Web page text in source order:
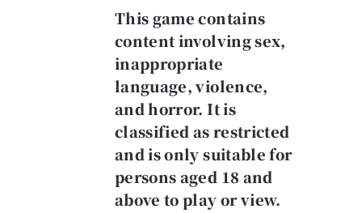
This game contains
content involving sex,
inappropriate
language, violence,
and horror. It is
classified as restricted
and is only suitable for
persons aged 18 and
above to play or view.